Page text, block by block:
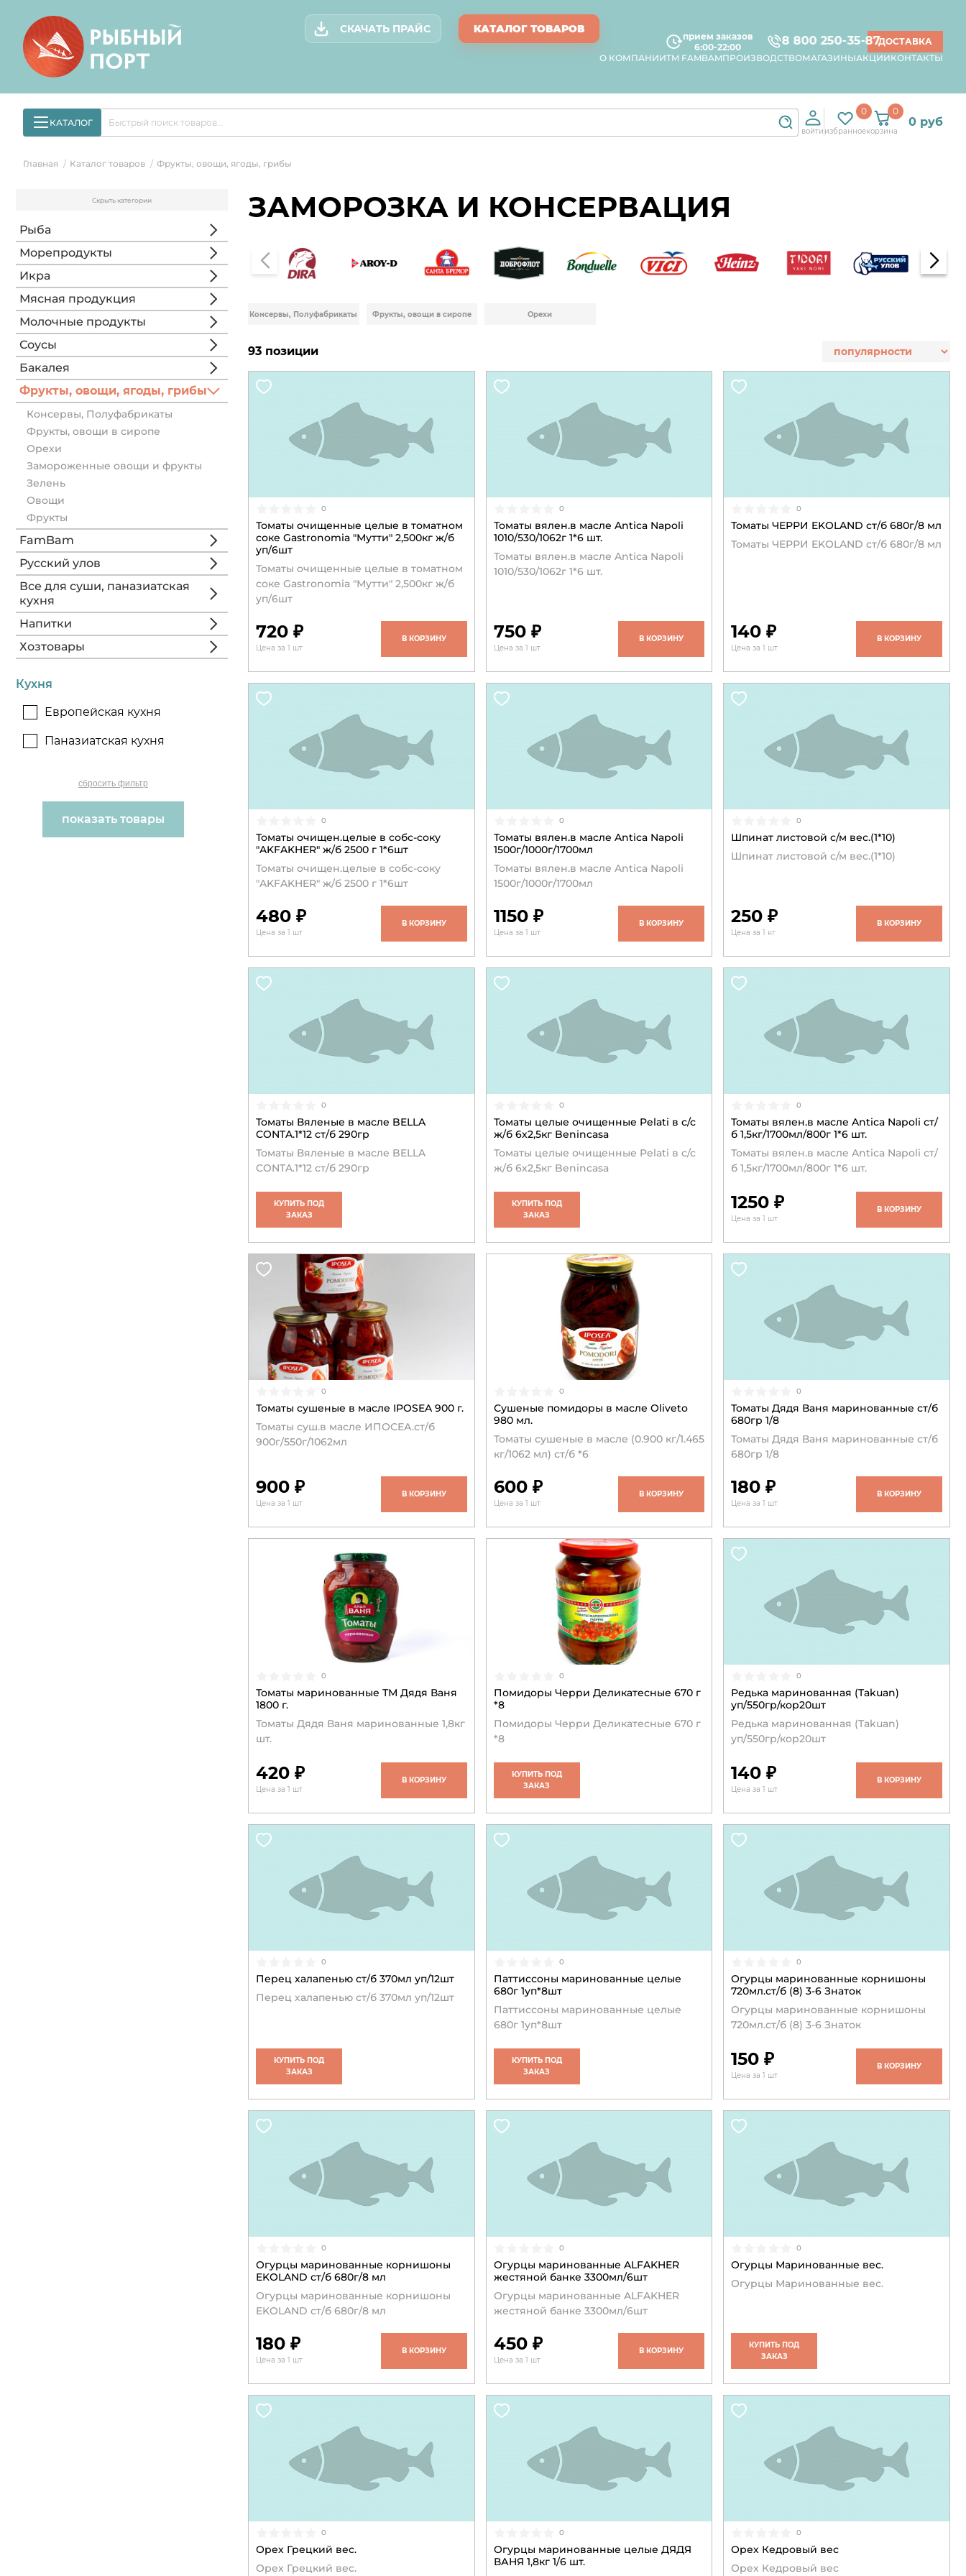
СКАЧАТЬ ПРАЙС КАТАЛОГ ТОВАРОВ
прием заказов
6:00-22:00
8 800 250-35-87ДОСТАВКА
О КОМПАНИИTM FAMBAMПРОИЗВОДСТВОМАГАЗИНЫАКЦИИКОНТАКТЫ
КАТАЛОГ
войти избранное
0
корзина
0
0 руб
Главная / Каталог товаров / Фрукты, овощи, ягоды, грибы
Скрыть категории
Рыба
Морепродукты
Икра
Мясная продукция
Молочные продукты
Соусы
Бакалея
Фрукты, овощи, ягоды, грибы
Консервы, Полуфабрикаты
Фрукты, овощи в сиропе
Орехи
Замороженные овощи и фрукты
Зелень
Овощи
Фрукты
FamBam
Русский улов
Все для суши, паназиатская
кухня
Напитки
Хозтовары
Кухня
Европейская кухня
Паназиатская кухня
ЗАМОРОЗКА И КОНСЕРВАЦИЯ
Консервы, Полуфабрикаты Фрукты, овощи в сиропе Орехи
93 позиции
0
Томаты очищенные целые в томатном
соке Gastronomia "Мутти" 2,500кг ж/б
уп/6шт
Томаты очищенные целые в томатном
соке Gastronomia "Мутти" 2,500кг ж/б
уп/6шт
720 ₽
Цена за 1 шт
В КОРЗИНУ
0
Томаты вялен.в масле Antica Napoli
1010/530/1062г 1*6 шт.
Томаты вялен.в масле Antica Napoli
1010/530/1062г 1*6 шт.
750 ₽
Цена за 1 шт
В КОРЗИНУ
0
Томаты ЧЕРРИ EKOLAND ст/б 680г/8 мл
Томаты ЧЕРРИ EKOLAND ст/б 680г/8 мл
140 ₽
Цена за 1 шт
В КОРЗИНУ
0
Томаты очищен.целые в собс-соку
"AKFAKHER" ж/б 2500 г 1*6шт
Томаты очищен.целые в собс-соку
"AKFAKHER" ж/б 2500 г 1*6шт
480 ₽
Цена за 1 шт
В КОРЗИНУ
0
Томаты вялен.в масле Antica Napoli
1500г/1000г/1700мл
Томаты вялен.в масле Antica Napoli
1500г/1000г/1700мл
1150 ₽
Цена за 1 шт
В КОРЗИНУ
0
Шпинат листовой с/м вес.(1*10)
Шпинат листовой с/м вес.(1*10)
250 ₽
Цена за 1 кг
В КОРЗИНУ
0
Томаты Вяленые в масле BELLA
CONTA.1*12 ст/б 290гр
Томаты Вяленые в масле BELLA
CONTA.1*12 ст/б 290гр
КУПИТЬ ПОД
ЗАКАЗ
0
Томаты целые очищенные Pelati в с/с
ж/б 6х2,5кг Benincasa
Томаты целые очищенные Pelati в с/с
ж/б 6х2,5кг Benincasa
КУПИТЬ ПОД
ЗАКАЗ
0
Томаты вялен.в масле Antica Napoli ст/
б 1,5кг/1700мл/800г 1*6 шт.
Томаты вялен.в масле Antica Napoli ст/
б 1,5кг/1700мл/800г 1*6 шт.
1250 ₽
Цена за 1 шт
В КОРЗИНУ
0
Томаты сушеные в масле IPOSEA 900 г.
Томаты суш.в масле ИПОСЕА.ст/б
900г/550г/1062мл
900 ₽
Цена за 1 шт
В КОРЗИНУ
0
Сушеные помидоры в масле Oliveto
980 мл.
Томаты сушеные в масле (0.900 кг/1.465
кг/1062 мл) ст/б *6
600 ₽
Цена за 1 шт
В КОРЗИНУ
0
Томаты Дядя Ваня маринованные ст/б
680гр 1/8
Томаты Дядя Ваня маринованные ст/б
680гр 1/8
180 ₽
Цена за 1 шт
В КОРЗИНУ
0
Томаты маринованные ТМ Дядя Ваня
1800 г.
Томаты Дядя Ваня маринованные 1,8кг
шт.
420 ₽
Цена за 1 шт
В КОРЗИНУ
0
Помидоры Черри Деликатесные 670 г
*8
Помидоры Черри Деликатесные 670 г
*8
КУПИТЬ ПОД
ЗАКАЗ
0
Редька маринованная (Takuan)
уп/550гр/кор20шт
Редька маринованная (Takuan)
уп/550гр/кор20шт
140 ₽
Цена за 1 шт
В КОРЗИНУ
0
Перец халапенью ст/б 370мл уп/12шт
Перец халапенью ст/б 370мл уп/12шт
КУПИТЬ ПОД
ЗАКАЗ
0
Паттиссоны маринованные целые
680г 1уп*8шт
Паттиссоны маринованные целые
680г 1уп*8шт
КУПИТЬ ПОД
ЗАКАЗ
0
Огурцы маринованные корнишоны
720мл.ст/б (8) 3-6 Знаток
Огурцы маринованные корнишоны
720мл.ст/б (8) 3-6 Знаток
150 ₽
Цена за 1 шт
В КОРЗИНУ
0
Огурцы маринованные корнишоны
EKOLAND ст/б 680г/8 мл
Огурцы маринованные корнишоны
EKOLAND ст/б 680г/8 мл
180 ₽
Цена за 1 шт
В КОРЗИНУ
0
Огурцы маринованные ALFAKHER
жестяной банке 3300мл/6шт
Огурцы маринованные ALFAKHER
жестяной банке 3300мл/6шт
450 ₽
Цена за 1 шт
В КОРЗИНУ
0
Огурцы Маринованные вес.
Огурцы Маринованные вес.
КУПИТЬ ПОД
ЗАКАЗ
0
Орех Грецкий вес.
Орех Грецкий вес.
0
Огурцы маринованные целые ДЯДЯ
ВАНЯ 1,8кг 1/6 шт.
0
Орех Кедровый вес
Орех Кедровый вес